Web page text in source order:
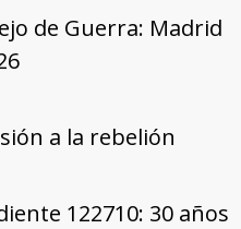
de Guerra: Madrid
a la rebelión
122710: 30 años